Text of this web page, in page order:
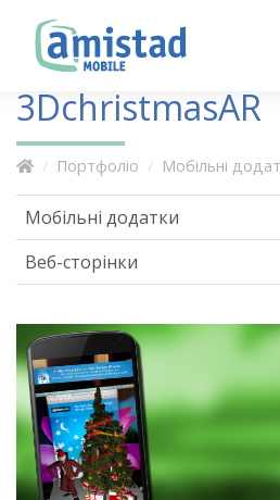
3DchristmasAR
Портфоліо Мобільні
Мобільні додатки
Веб-сторінки